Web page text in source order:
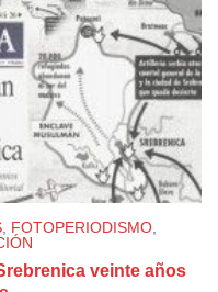
, FOTOPERIODISMO,
veinte años